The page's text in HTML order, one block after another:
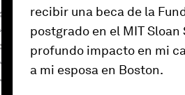
recibir una beca de la
postgrado en el MIT
profundo impacto en mi
a mi esposa en Boston.